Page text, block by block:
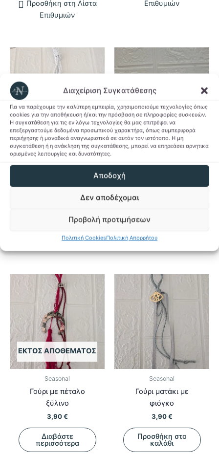
Διαχείριση Συγκατάθεσης
Για να παρέχουμε την καλύτερη εμπειρία, χρησιμοποιούμε τεχνολογίες όπως
cookies για την αποθήκευση ή/και την πρόσβαση σε πληροφορίες συσκευών.
Η συγκατάθεση για τις εν λόγω τεχνολογίες θα μας επιτρέψει να
επεξεργαστούμε δεδομένα προσωπικού χαρακτήρα, όπως συμπεριφορά
περιήγησης ή μοναδικά αναγνωριστικά σε αυτόν τον ιστότοπο. Η μη
συγκατάθεση ή η ανάκληση της συγκατάθεσης, μπορεί να επηρεάσει αρνητικά
ορισμένες λειτουργίες και δυνατότητες.
Αποδοχή
Δεν αποδέχομαι
Προβολή προτιμήσεων
Πολιτική CookiesΠολιτική Απορρήτου
Προσθήκη στη Λίστα
Επιθυμιών
Επιθυμιών
ΕΚΤΌΣ ΑΠΟΘΈΜΑΤΟΣ
Seasonal
Γούρι Μάτι
Επιθυμιών
ΕΚΤΌΣ ΑΠΟΘΈΜΑΤΟΣ
Γούρι μάτι με βάση
Επιθυμιών
ΕΚΤΌΣ ΑΠΟΘΈΜΑΤΟΣ
Seasonal
Γούρι με πέταλο
ξύλινο
3,90€
Διαβάστε
περισσότερα
Seasonal
Γούρι ματάκι με
φιόγκο
3,90€
Προσθήκη στο
καλάθι